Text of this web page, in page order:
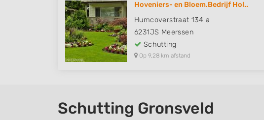
Hoveniers- en Bloem.Bedrijf Hol..
Humcoverstraat 134 a
6231JS Meerssen
Schutting
Op 9,28 km afstand
Schutting Gronsveld